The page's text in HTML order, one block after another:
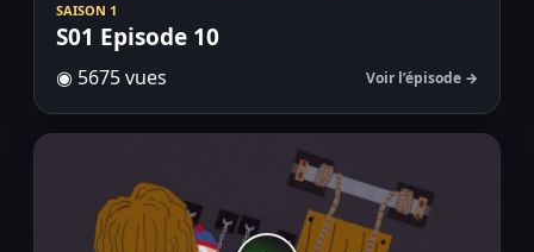
SAISON 1
S01 Episode 10
◉ 5675 vues Voir l’épisode →